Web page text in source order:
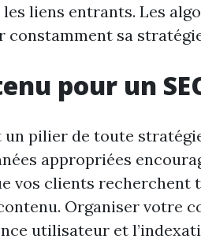
liens entrants. Les
constamment sa
pour un
pilier de toute
appropriées
vos clients recherchent
Organiser votre
utilisateur et